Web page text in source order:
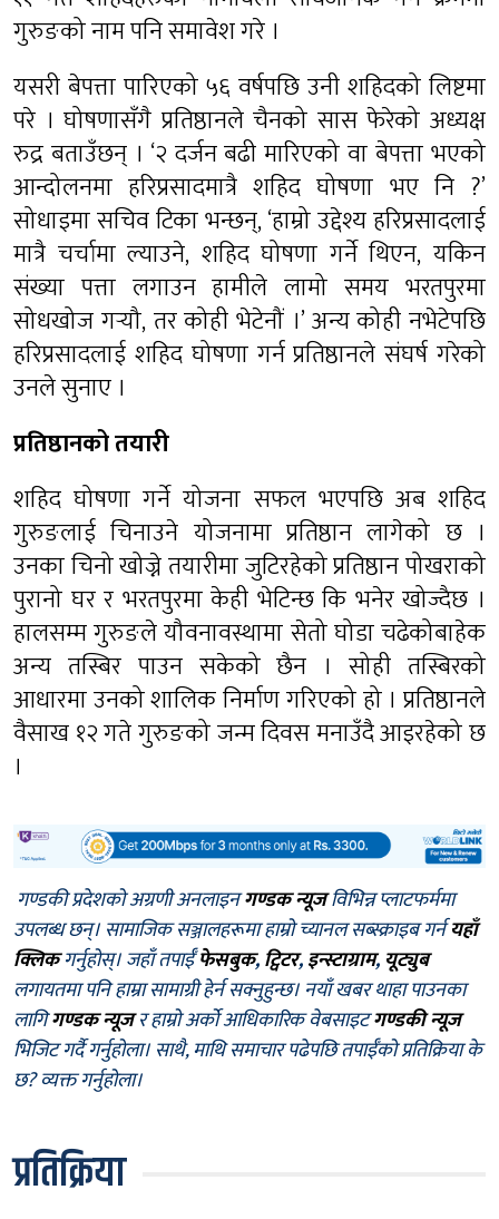
गुरुङको नाम पनि समावेश गरे ।
यसरी बेपत्ता पारिएको ५६ वर्षपछि उनी शहिदको लिष्टमा
परे । घोषणासँगै प्रतिष्ठानले चैनको सास फेरेको अध्यक्ष
रुद्र बताउँछन् । ‘२ दर्जन बढी मारिएको वा बेपत्ता भएको
आन्दोलनमा हरिप्रसादमात्रै शहिद घोषणा भए नि ?’
सोधाइमा सचिव टिका भन्छन्, ‘हाम्रो उद्देश्य हरिप्रसादलाई
मात्रै चर्चामा ल्याउने, शहिद घोषणा गर्ने थिएन, यकिन
संख्या पत्ता लगाउन हामीले लामो समय भरतपुरमा
सोधखोज गर्‍यौ, तर कोही भेटेनौं ।’ अन्य कोही नभेटेपछि
हरिप्रसादलाई शहिद घोषणा गर्न प्रतिष्ठानले संघर्ष गरेको
उनले सुनाए ।
प्रतिष्ठानको तयारी
शहिद घोषणा गर्ने योजना सफल भएपछि अब शहिद
गुरुङलाई चिनाउने योजनामा प्रतिष्ठान लागेको छ ।
उनका चिनो खोज्ने तयारीमा जुटिरहेको प्रतिष्ठान पोखराको
पुरानो घर र भरतपुरमा केही भेटिन्छ कि भनेर खोज्दैछ ।
हालसम्म गुरुङले यौवनावस्थामा सेतो घोडा चढेकोबाहेक
अन्य तस्बिर पाउन सकेको छैन । सोही तस्बिरको
आधारमा उनको शालिक निर्माण गरिएको हो । प्रतिष्ठानले
वैसाख १२ गते गुरुङको जन्म दिवस मनाउँदै आइरहेको छ
।
गण्डकी प्रदेशको अग्रणी अनलाइनगण्डक न्यूजविभिन्न प्लाटफर्ममा
उपलब्ध छन्। सामाजिक सञ्जालहरूमा हाम्रो च्यानल सब्स्क्राइब गर्नयहाँ
क्लिकगर्नुहोस्। जहाँ तपाईँफेसबुक,ट्विटर,इन्स्टाग्राम, यूट्युब
लगायतमा पनि हाम्रा सामाग्री हेर्न सक्नुहुन्छ। नयाँ खबर थाहा पाउनका
लागिगण्डक न्यूजर हाम्रो अर्को आधिकारिक वेबसाइटगण्डकी न्यूज
भिजिट गर्दै गर्नुहोला। साथै, माथि समाचार पढेपछि तपाईँको प्रतिक्रिया के
छ? व्यक्त गर्नुहोला।
प्रतिक्रिया